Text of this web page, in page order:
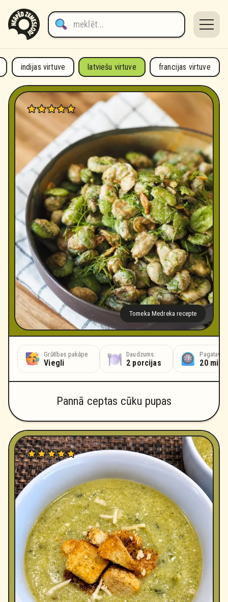
latviešu virtuve
indijas virtuve latviešu virtuve francijas virtuve
Tomeka Medreka recepte
Grūtības pakāpe
Viegli
Daudzums
2 porcijas 20
Pannā ceptas cūku pupas